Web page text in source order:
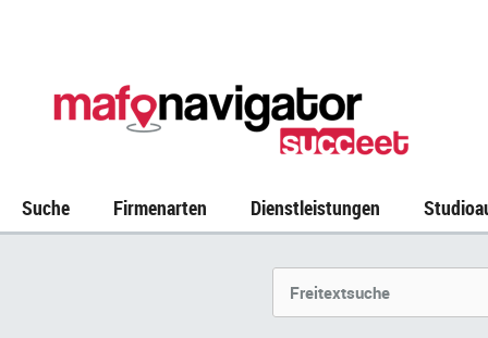
Suche Firmenarten Dienstleistungen